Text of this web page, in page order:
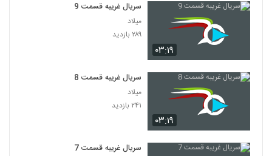
۰۳:۱۹
سریال غریبه قسمت 9
میلاد
۲۸۹ بازدید
۰۳:۱۹
سریال غریبه قسمت 8
میلاد
۲۴۱ بازدید
سریال غریبه قسمت 7